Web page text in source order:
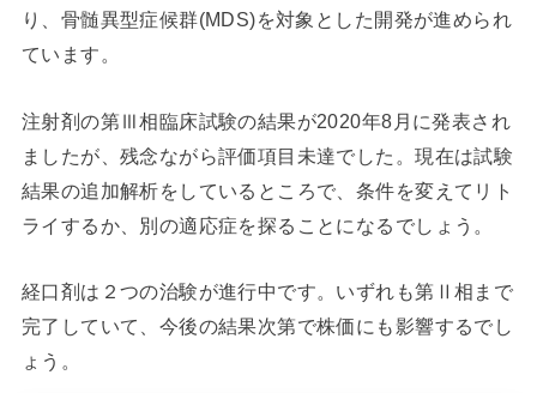
り、骨髄異型症候群(MDS)を対象とした開発が進められ
ています。
注射剤の第Ⅲ相臨床試験の結果が2020年8月に発表され
ましたが、残念ながら評価項目未達でした。現在は試験
結果の追加解析をしているところで、条件を変えてリト
ライするか、別の適応症を探ることになるでしょう。
経口剤は２つの治験が進行中です。いずれも第Ⅱ相まで
完了していて、今後の結果次第で株価にも影響するでし
ょう。